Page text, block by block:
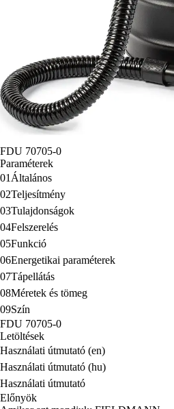
FDU 70705-0
Paraméterek
01 Általános
02Teljesítmény
03Tulajdonságok
04Felszerelés
05Funkció
06Energetikai paraméterek
07Tápellátás
08Méretek és tömeg
09Szín
FDU 70705-0
Letöltések
Használati útmutató (en)
Használati útmutató (hu)
Használati útmutató
Előnyök